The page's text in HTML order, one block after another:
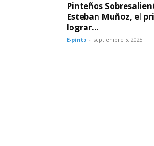
Pinteños
Esteban Muñoz, el
lograr...
E-pinto - septiembre 5, 2025